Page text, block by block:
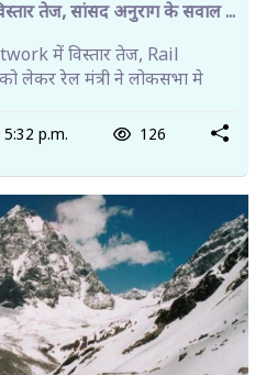
तेज, सांसद अनुराग के सवाल ...
में विस्तार तेज, Rail
लेकर रेल मंत्री ने लोकसभा मे
5:32 p.m. 126